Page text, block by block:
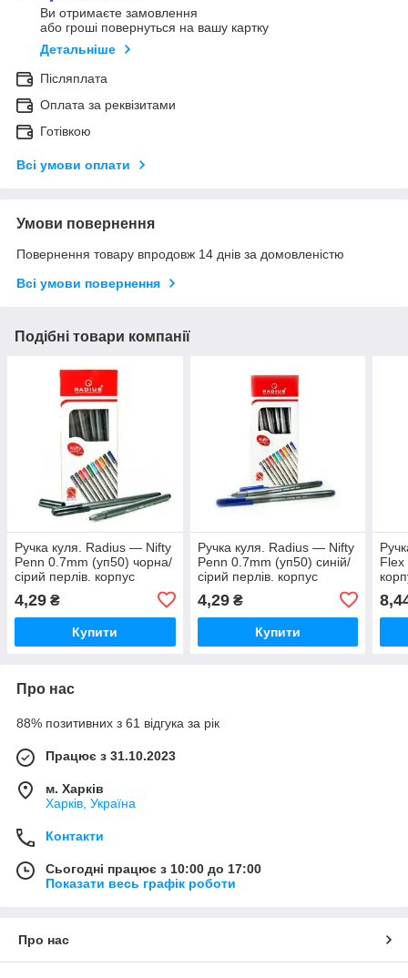
Ви отримаєте замовлення
або гроші повернуться на вашу картку
Детальніше
Післяплата
Оплата за реквізитами
Готівкою
Всі умови оплати
Умови повернення
Повернення товару впродовж 14 днів за домовленістю
Всі умови повернення
Подібні товари компанії
Ручка куля. Radius — Nifty
Penn 0.7mm (уп50) чорна/
сірий перлів. корпус
4,29 ₴
Купити
Ручка куля. Radius — Nifty
Penn 0.7mm (уп50) синій/
сірий перлів. корпус
4,29₴
Купити
Flex
Про нас
88% позитивних з 61 відгука за рік
Працює з 31.10.2023
м. Харків
Харків, Україна
Контакти
Сьогодні працює з 10:00 до 17:00
Показати весь графік роботи
Про нас